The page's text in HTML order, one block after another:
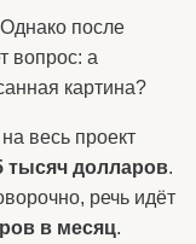
после
вопрос: а
картина?
весь проект
тысяч долларов.
речь идёт
в месяц.